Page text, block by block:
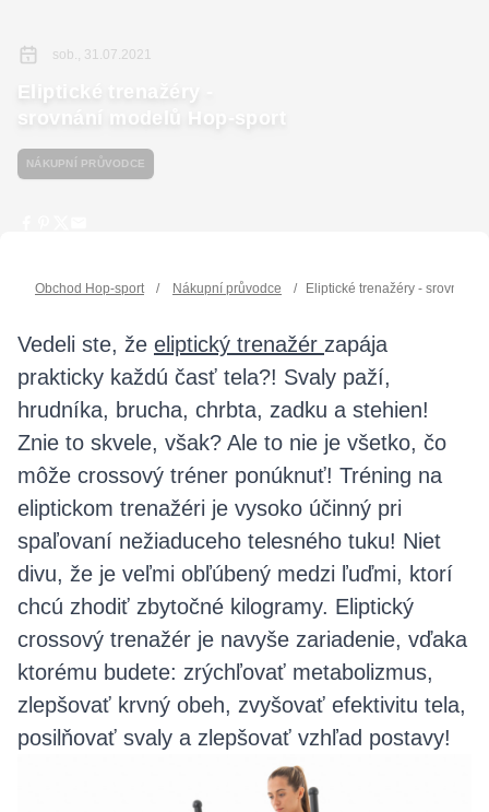
sob., 31.07.2021
Eliptické trenažéry -
srovnání modelů Hop-sport
NÁKUPNÍ PRŮVODCE
Obchod Hop-sport / Nákupní průvodce / Eliptické trenažéry - srovnání
Vedeli ste, že eliptický trenažér zapája
prakticky každú časť tela?! Svaly paží,
hrudníka, brucha, chrbta, zadku a stehien!
Znie to skvele, však? Ale to nie je všetko, čo
môže crossový tréner ponúknuť! Tréning na
eliptickom trenažéri je vysoko účinný pri
spaľovaní nežiaduceho telesného tuku! Niet
divu, že je veľmi obľúbený medzi ľuďmi, ktorí
chcú zhodiť zbytočné kilogramy. Eliptický
crossový trenažér je navyše zariadenie, vďaka
ktorému budete: zrýchľovať metabolizmus,
zlepšovať krvný obeh, zvyšovať efektivitu tela,
posilňovať svaly a zlepšovať vzhľad postavy!